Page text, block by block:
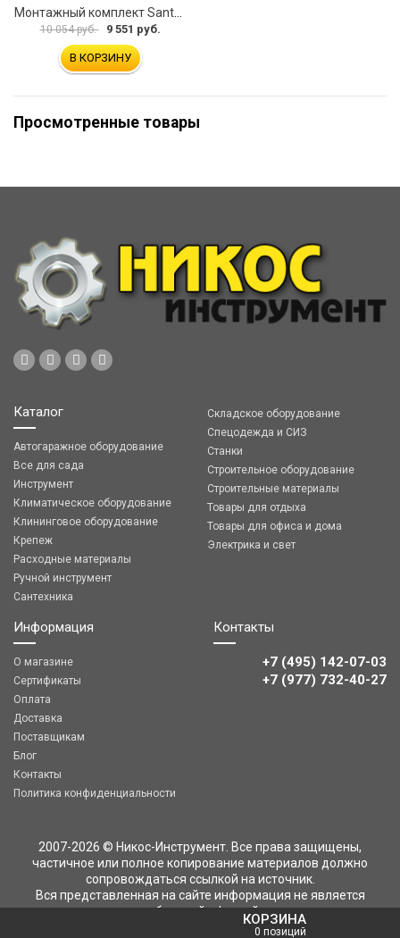
КОРЗИНА
0 позиций
10 054 руб. 9 551 руб.
В КОРЗИНУ
Просмотренные товары
Каталог
Автогаражное оборудование
Все для сада
Инструмент
Климатическое оборудование
Клининговое оборудование
Крепеж
Расходные материалы
Ручной инструмент
Сантехника
Складское оборудование
Спецодежда и СИЗ
Станки
Строительное оборудование
Строительные материалы
Товары для отдыха
Товары для офиса и дома
Электрика и свет
Информация
О магазине
Сертификаты
Оплата
Доставка
Поставщикам
Блог
Контакты
Политика конфиденциальности
Контакты
+7 (495) 142-07-03
‎‎+7 (977) 732-40-27
2007-2026 © Никос-Инструмент. Все права защищены,
частичное или полное копирование материалов должно
сопровождаться ссылкой на источник.
Вся представленная на сайте информация не является
публичной офертой